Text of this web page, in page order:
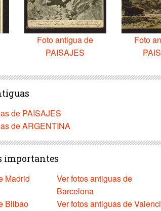
Foto antigua de
PAISAJES
Foto
de PAISAJES
de ARGENTINA
importantes
Madrid
Ver fotos antiguas de
Barcelona
Bilbao Ver fotos antiguas de